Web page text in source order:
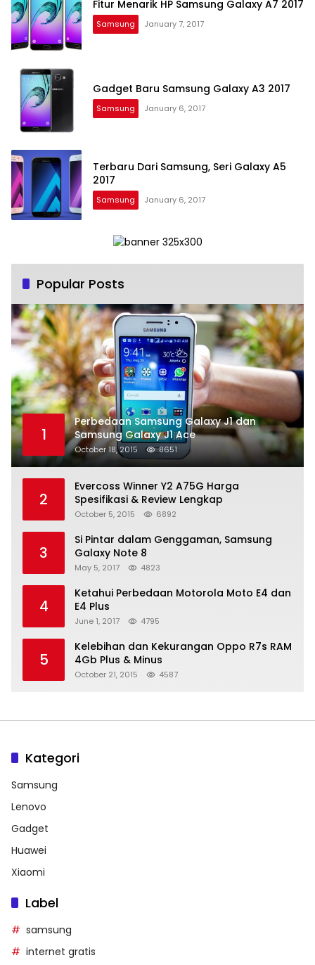
Fitur Menarik HP Samsung Galaxy A7 2017
Samsung January 7, 2017
Gadget Baru Samsung Galaxy A3 2017
Samsung January 6, 2017
Terbaru Dari Samsung, Seri Galaxy A5
2017
Samsung January 6, 2017
Popular Posts
1
Perbedaan Samsung Galaxy J1 dan
Samsung Galaxy J1 Ace
October 18, 2015 8651
2
Evercoss Winner Y2 A75G Harga
Spesifikasi & Review Lengkap
October 5, 2015 6892
3
Si Pintar dalam Genggaman, Samsung
Galaxy Note 8
May 5, 2017 4823
4
Ketahui Perbedaan Motorola Moto E4 dan
E4 Plus
June 1, 2017 4795
5
Kelebihan dan Kekurangan Oppo R7s RAM
4Gb Plus & Minus
October 21, 2015 4587
Kategori
Samsung
Lenovo
Gadget
Huawei
Xiaomi
Label
samsung
internet gratis